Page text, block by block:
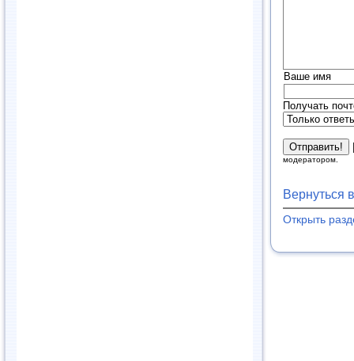
Ваше имя
Получать
модератором.
Вернуться
Открыть